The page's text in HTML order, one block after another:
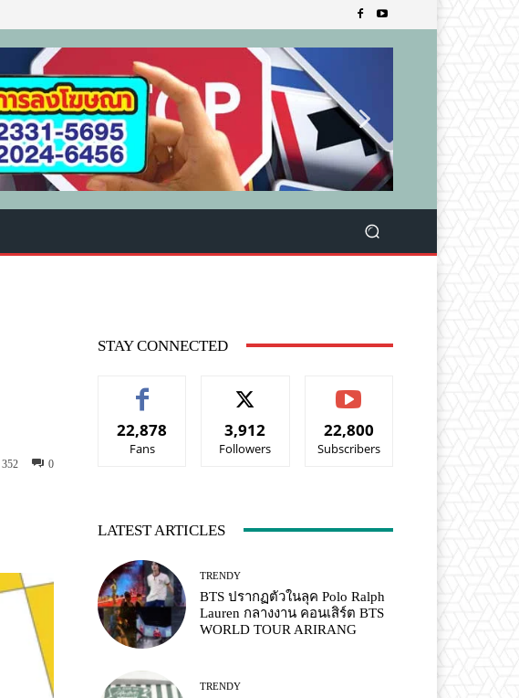
0
352
STAY CONNECTED
22,878
Fans
3,912
Followers
22,800
Subscribers
LATEST ARTICLES
TRENDY
BTS ปรากฏตัวในลุค Polo Ralph
Lauren กลางงาน คอนเสิร์ต BTS
WORLD TOUR ARIRANG
TRENDY